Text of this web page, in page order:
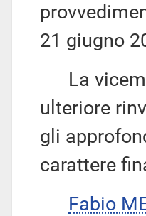
21 giugno
La
ulteriore
gli
carattere
Fabio